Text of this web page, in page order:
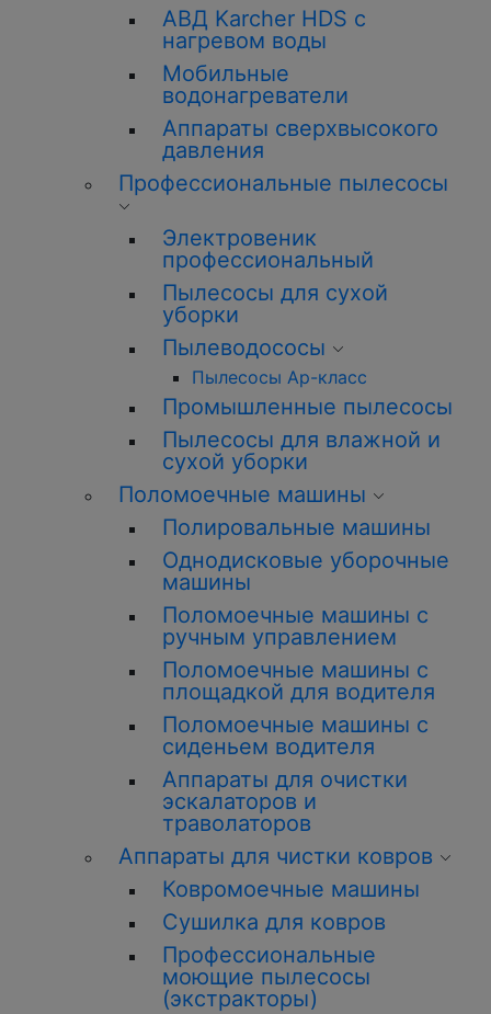
АВД Karcher HDS с
нагревом воды
Мобильные
водонагреватели
Аппараты сверхвысокого
давления
Профессиональные пылесосы
Электровеник
профессиональный
Пылесосы для сухой
уборки
Пылеводососы
Пылесосы Ар-класс
Промышленные пылесосы
Пылесосы для влажной и
сухой уборки
Поломоечные машины
Полировальные машины
Однодисковые уборочные
машины
Поломоечные машины с
ручным управлением
Поломоечные машины с
площадкой для водителя
Поломоечные машины с
сиденьем водителя
Аппараты для очистки
эскалаторов и
траволаторов
Аппараты для чистки ковров
Ковромоечные машины
Сушилка для ковров
Профессиональные
моющие пылесосы
(экстракторы)